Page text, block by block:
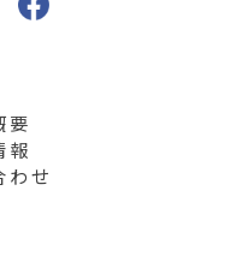
要
報
わせ